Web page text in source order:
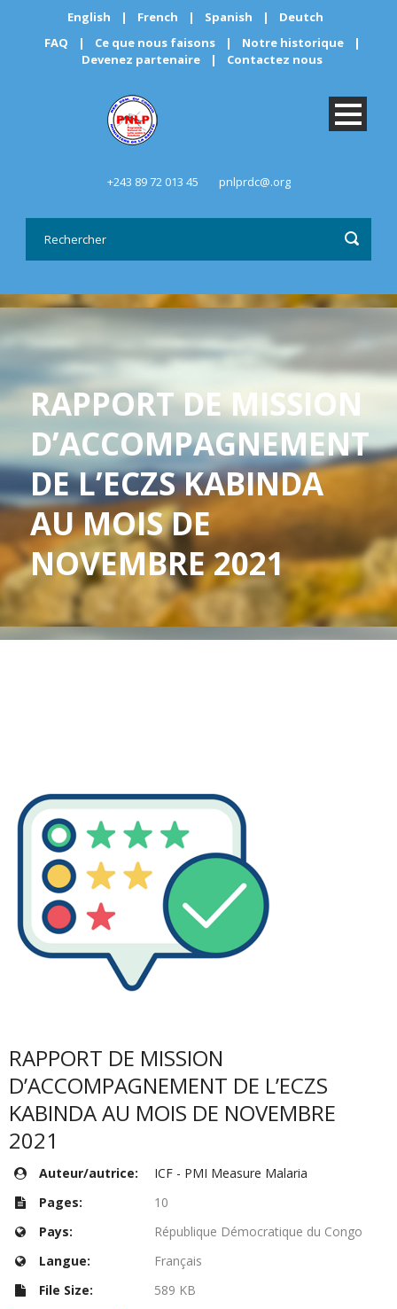
English | French | Spanish |
Deutch
FAQ
| Ce que nous faisons | Notre historique
|
Devenez partenaire
| Contactez nous
+243 89 72 013 45 pnlprdc@.org
RAPPORT DE MISSION
D’ACCOMPAGNEMENT
DE L’ECZS KABINDA
AU MOIS DE
NOVEMBRE 2021
RAPPORT DE MISSION
D’ACCOMPAGNEMENT DE L’ECZS
KABINDA AU MOIS DE NOVEMBRE
2021
Auteur/autrice:
ICF - PMI Measure Malaria
Pages:
10
Pays:
République Démocratique du Congo
Langue:
Français
File Size:
589 KB